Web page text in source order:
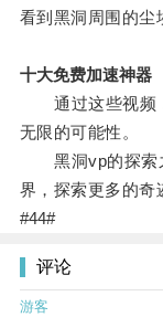
看到黑洞周围的尘
十大免费加速神器
通过这些视频，
无限的可能性。
黑洞vp的探索
界，探索更多的奇
#44#
评论
游客